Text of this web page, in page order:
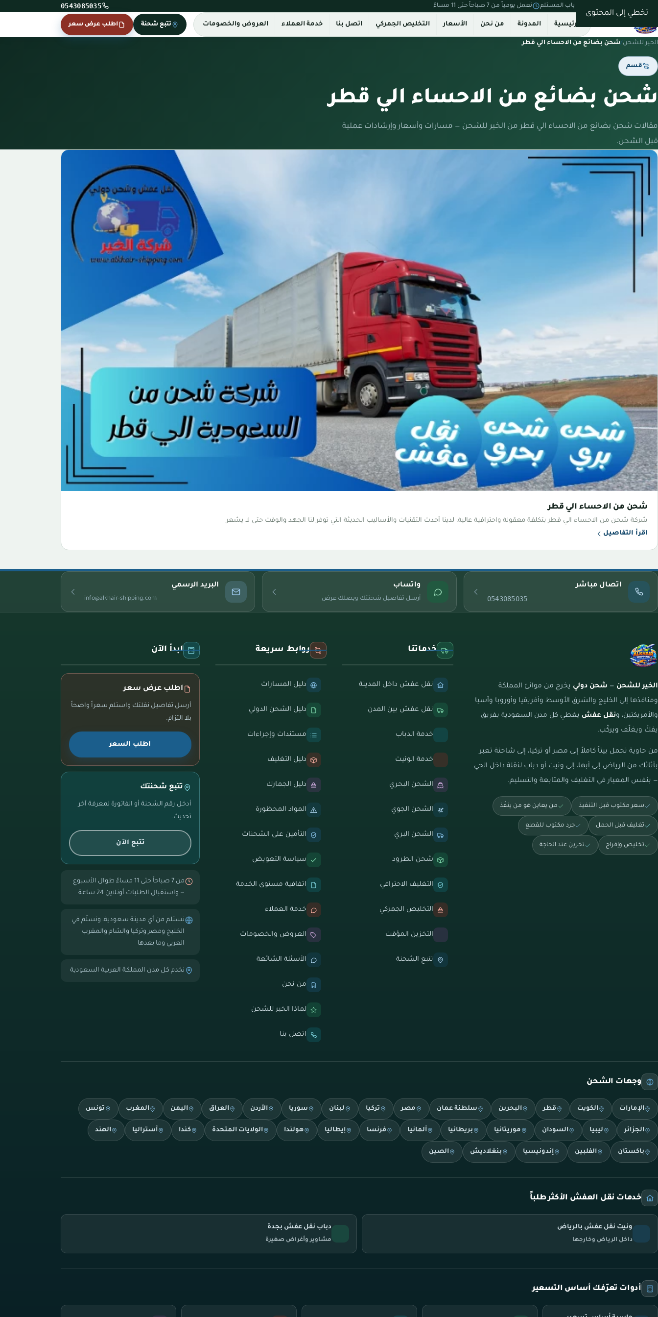
تخطي إلى المحتوى
نستلم من بيتك ونسلّم على باب المستلم نعمل يومياً من 7 صباحاً حتى 11 مساءً 0543085035
الرئيسية المدونة من نحن الأسعار التخليص الجمركي اتصل بنا خدمة العملاء العروض والخصومات تتبع شحنة اطلب عرض سعر
الخير للشحن/شحن بضائع من الاحساء الي قطر
قسم
شحن بضائع من الاحساء الي قطر
مقالات شحن بضائع من الاحساء الي قطر من الخير للشحن — مسارات وأسعار وإرشادات عملية
قبل الشحن.
شحن من الاحساء الي قطر
شركة شحن من الاحساء الي قطر بتكلفة معقولة واحترافية عالية، لدينا أحدث التقنيات والأساليب الحديثة التي توفر لنا الجهد والوقت حتى لا يشعر
اقرأ التفاصيل
اتصال مباشر
0543085035
واتساب
أرسل تفاصيل شحنتك ويصلك عرض
البريد الرسمي
info@alkhair-shipping.com
الخير للشحن — شحن دولي يخرج من موانئ المملكة
ومنافذها إلى الخليج والشرق الأوسط وأفريقيا وأوروبا وآسيا
والأمريكتين، ونقل عفش يغطي كل مدن السعودية بفريق
يفكّ ويغلّف ويركّب.
من حاوية تحمل بيتاً كاملاً إلى مصر أو تركيا، إلى شاحنة تعبر
بأثاثك من الرياض إلى أبها، إلى ونيت أو دباب لنقلة داخل الحي
— بنفس المعيار في التغليف والمتابعة والتسليم.
سعر مكتوب قبل التنفيذ من يعاين هو من ينفّذ
تغليف قبل الحمل جرد مكتوب للقطع
تخليص وإفراج تخزين عند الحاجة
خدماتنا
نقل عفش داخل المدينة
نقل عفش بين المدن
خدمة الدباب
خدمة الونيت
الشحن البحري
الشحن الجوي
الشحن البري
شحن الطرود
التغليف الاحترافي
التخليص الجمركي
التخزين المؤقت
تتبع الشحنة
روابط سريعة
دليل المسارات
دليل الشحن الدولي
مستندات وإجراءات
دليل التغليف
دليل الجمارك
المواد المحظورة
التأمين على الشحنات
سياسة التعويض
اتفاقية مستوى الخدمة
خدمة العملاء
العروض والخصومات
الأسئلة الشائعة
من نحن
لماذا الخير للشحن
اتصل بنا
ابدأ الآن
اطلب عرض سعر
أرسل تفاصيل نقلتك واستلم سعراً واضحاً
بلا التزام.
اطلب السعر
تتبع شحنتك
أدخل رقم الشحنة أو الفاتورة لمعرفة آخر
تحديث.
تتبع الآن
من 7 صباحاً حتى 11 مساءً طوال الأسبوع
— واستقبال الطلبات أونلاين 24 ساعة
نستلم من أي مدينة سعودية، ونسلّم في
الخليج ومصر وتركيا والشام والمغرب
العربي وما بعدها
نخدم كل مدن المملكة العربية السعودية
وجهات الشحن
الإمارات الكويت قطر البحرين سلطنة عمان مصر تركيا لبنان سوريا الأردن العراق اليمن المغرب تونس
الجزائر ليبيا السودان موريتانيا بريطانيا ألمانيا فرنسا إيطاليا هولندا الولايات المتحدة كندا أستراليا الهند
باكستان الفلبين إندونيسيا بنغلاديش الصين
خدمات نقل العفش الأكثر طلباً
ونيت نقل عفش بالرياض
داخل الرياض وخارجها
دباب نقل عفش بجدة
مشاوير وأغراض صغيرة
أدوات تعرّفك أساس التسعير